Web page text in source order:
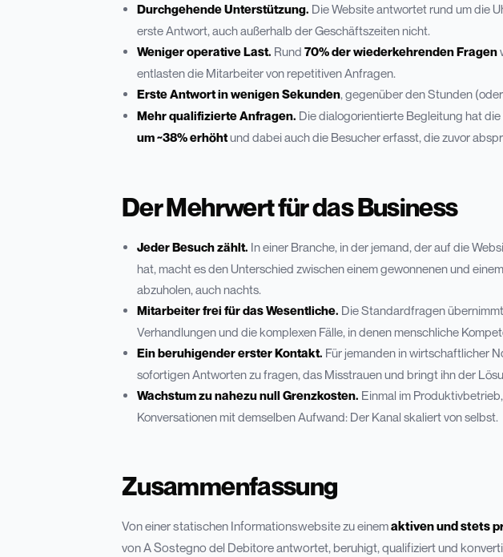
Durchgehende Unterstützung. Die Website antwortet rund um die
erste Antwort, auch außerhalb der Geschäftszeiten nicht.
Weniger operative Last. Rund70% der wiederkehrenden Fragen
entlasten die Mitarbeiter von repetitiven Anfragen.
Erste Antwort in wenigen Sekunden , gegenüber den Stunden
Mehr qualifizierte Anfragen. Die dialogorientierte Begleitung hat
um ~38% erhöhtund dabei auch die Besucher erfasst, die zuvor
Der Mehrwert für das Business
Jeder Besuch zählt. In einer Branche, in der jemand, der auf die
hat, macht es den Unterschied zwischen einem gewonnenen und
abzuholen, auch nachts.
Mitarbeiter frei für das Wesentliche. Die Standardfragen
Verhandlungen und die komplexen Fälle, in denen menschliche
Ein beruhigender erster Kontakt. Für jemanden in wirtschaftlicher
sofortigen Antworten zu fragen, das Misstrauen und bringt ihn der
Wachstum zu nahezu null Grenzkosten. Einmal im
Konversationen mit demselben Aufwand: Der Kanal skaliert von selbst.
Zusammenfassung
Von einer statischen Informationswebsite zu einemaktiven und stets
von A Sostegno del Debitore antwortet, beruhigt, qualifiziert und